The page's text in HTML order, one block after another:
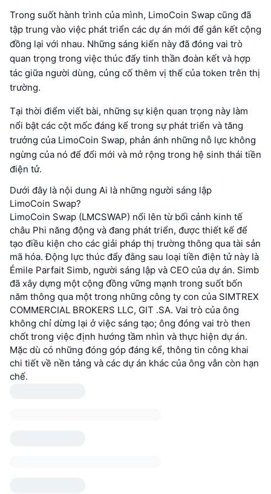
Trong suốt hành trình của mình, LimoCoin Swap cũng đã
tập trung vào việc phát triển các dự án mới để gắn kết cộng
đồng lại với nhau. Những sáng kiến này đã đóng vai trò
quan trọng trong việc thúc đẩy tinh thần đoàn kết và hợp
tác giữa người dùng, củng cố thêm vị thế của token trên thị
trường.
Tại thời điểm viết bài, những sự kiện quan trọng này làm
nổi bật các cột mốc đáng kể trong sự phát triển và tăng
trưởng của LimoCoin Swap, phản ánh những nỗ lực không
ngừng của nó để đổi mới và mở rộng trong hệ sinh thái tiền
điện tử.
Dưới đây là nội dung Ai là những người sáng lập
LimoCoin Swap?
LimoCoin Swap (LMCSWAP) nổi lên từ bối cảnh kinh tế
châu Phi năng động và đang phát triển, được thiết kế để
tạo điều kiện cho các giải pháp thị trường thông qua tài sản
mã hóa. Động lực thúc đẩy đằng sau loại tiền điện tử này là
Émile Parfait Simb, người sáng lập và CEO của dự án. Simb
đã xây dựng một cộng đồng vững mạnh trong suốt bốn
năm thông qua một trong những công ty con của SIMTREX
COMMERCIAL BROKERS LLC, GIT .SA. Vai trò của ông
không chỉ dừng lại ở việc sáng tạo; ông đóng vai trò then
chốt trong việc định hướng tầm nhìn và thực hiện dự án.
Mặc dù có những đóng góp đáng kể, thông tin công khai
chi tiết về nền tảng và các dự án khác của ông vẫn còn hạn
chế.